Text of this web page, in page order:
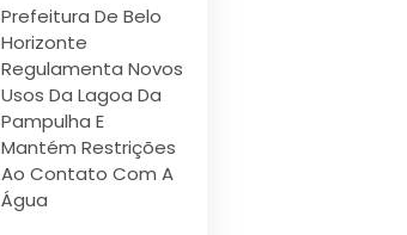
Prefeitura De Belo
Horizonte
Regulamenta Novos
Usos Da Lagoa Da
Pampulha E
Mantém Restrições
Ao Contato Com A
Água